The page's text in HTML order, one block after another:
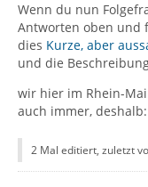
Wenn du nun
Antworten oben und
dies Kurze, aber
und die
wir hier im Rhein-
auch immer, deshalb:
2 Mal editiert, zuletzt